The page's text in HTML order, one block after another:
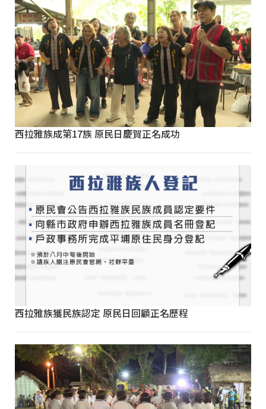
西拉雅族成第17族 原民日慶賀正名成功
西拉雅族獲民族認定 原民日回顧正名歷程